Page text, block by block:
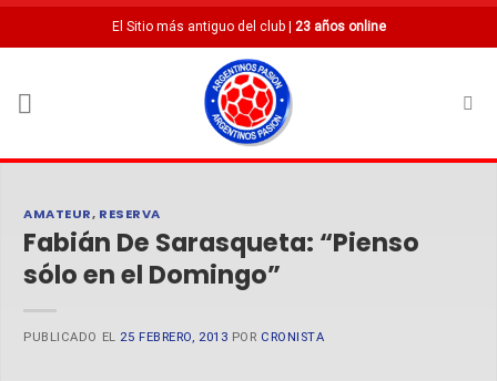
Saltar
El Sitio más antiguo del club | 23 años online
AMATEUR, RESERVA
Fabián De Sarasqueta: “Pienso
sólo en el Domingo”
PUBLICADO EL 25 FEBRERO, 2013 POR CRONISTA